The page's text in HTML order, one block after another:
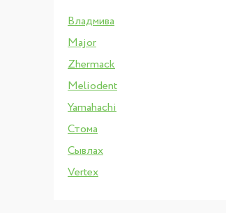
Владмива
Major
Zhermack
Meliodent
Yamahachi
Стома
Сывлах
Vertex